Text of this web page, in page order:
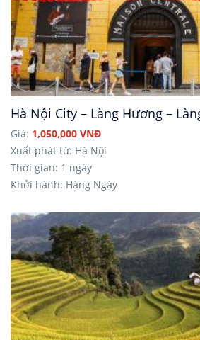
Hà Nội City – Làng Hương –
Giá: 1,050,000 VNĐ
Xuất phát từ: Hà Nội
Thời gian: 1 ngày
Khởi hành: Hàng Ngày